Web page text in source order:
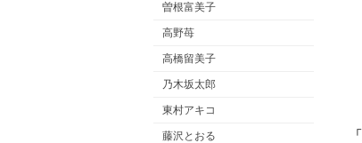
曽根富美子
高野苺
高橋留美子
乃木坂太郎
東村アキコ
藤沢とおる 「